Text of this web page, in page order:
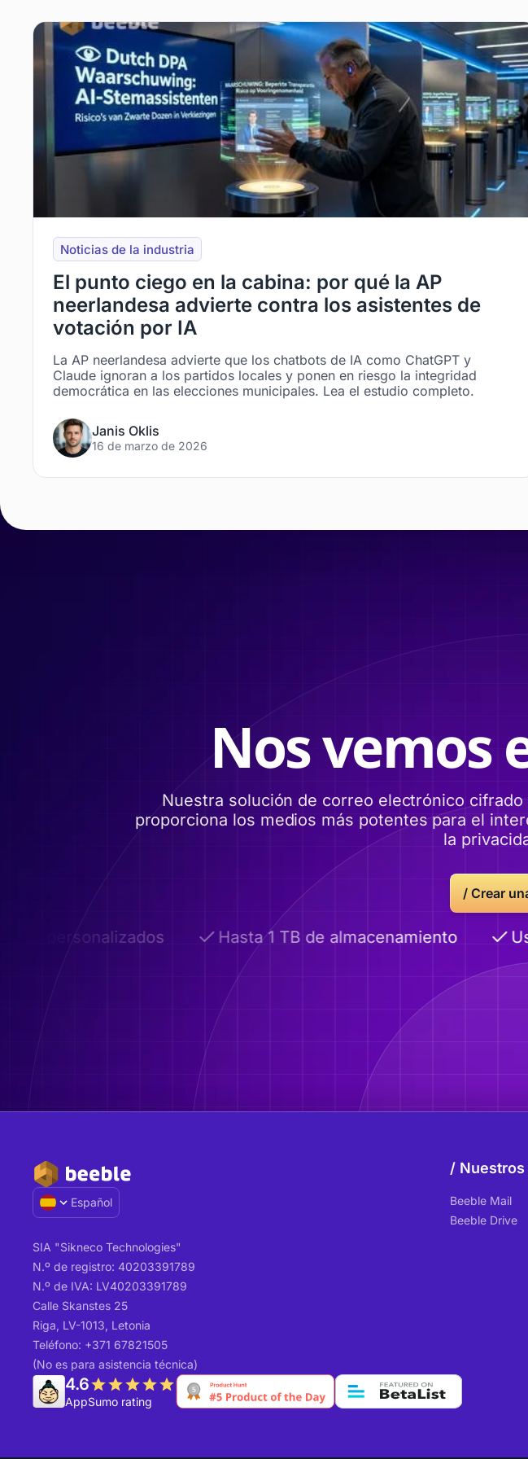
Noticias de la industria
El punto ciego en la cabina: por qué la AP
neerlandesa advierte contra los asistentes de
votación por IA
La AP neerlandesa advierte que los chatbots de IA como ChatGPT y
Claude ignoran a los partidos locales y ponen en riesgo la integridad
democrática en las elecciones municipales. Lea el estudio completo.
Janis Oklis
16 de marzo de 2026
Nos vemos
Nuestra solución de correo electrónico
proporciona los medios más potentes para el
la
/ Crear
personalizados Hasta 1 TB de almacenamiento
Español
SIA "Sikneco Technologies"
N.º de registro: 40203391789
N.º de IVA: LV40203391789
Calle Skanstes 25
Riga, LV-1013, Letonia
Teléfono: +371 67821505
(No es para asistencia técnica)
Beeble Mail
Beeble Drive
4.6
AppSumo rating